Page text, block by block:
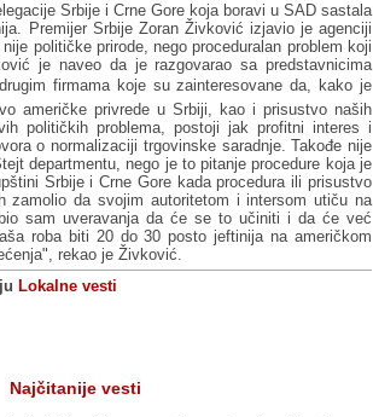
Srbije i Crne Gore koja boravi u SAD sastala
Premijer Srbije Zoran Živković izjavio je agenciji
političke prirode, nego proceduralan problem koji
je naveo da je razgovarao sa predstavnicima
firmama koje su zainteresovane da, kako je
američke privrede u Srbiji, kao i prisustvo naših
političkih problema, postoji jak profitni interes i
o normalizaciji trgovinske saradnje. Takođe nije
departmentu, nego je to pitanje procedure koja je
Srbije i Crne Gore kada procedura ili prisustvo
zamolio da svojim autoritetom i intersom utiču na
sam uveravanja da će se to učiniti i da će već
roba biti 20 do 30 posto jeftinija na američkom
rekao je Živković.
Lokalne vesti
Najčitanije vesti